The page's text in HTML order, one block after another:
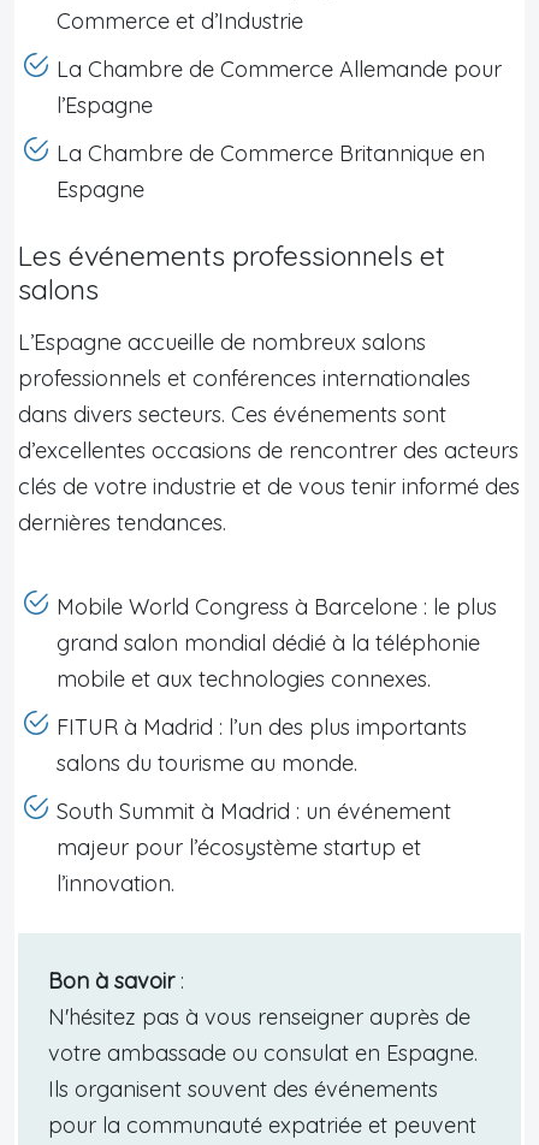
Commerce et d’Industrie
La Chambre de Commerce Allemande pour
l’Espagne
La Chambre de Commerce Britannique en
Espagne
Les événements professionnels et
salons
L’Espagne accueille de nombreux salons
professionnels et conférences internationales
dans divers secteurs. Ces événements sont
d’excellentes occasions de rencontrer des acteurs
clés de votre industrie et de vous tenir informé des
dernières tendances.
Mobile World Congress à Barcelone : le plus
grand salon mondial dédié à la téléphonie
mobile et aux technologies connexes.
FITUR à Madrid : l’un des plus importants
salons du tourisme au monde.
South Summit à Madrid : un événement
majeur pour l’écosystème startup et
l’innovation.
Bon à savoir:
N'hésitez pas à vous renseigner auprès de
votre ambassade ou consulat en Espagne.
Ils organisent souvent des événements
pour la communauté expatriée et peuvent